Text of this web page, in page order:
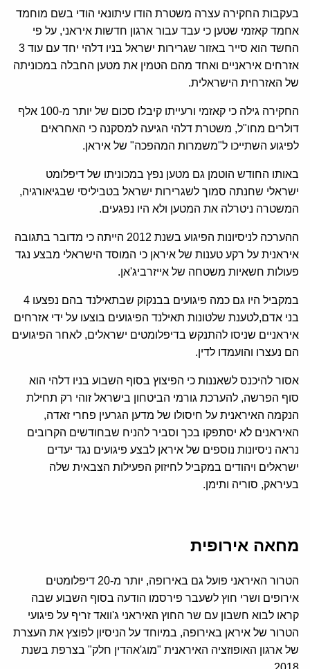
בעקבות החקירה עצרה משטרת הודו עיתונאי הודי בשם מוחמד
אחמד קאזמי שטען כי עבד עבור ארגון חדשות איראני, על פי
החשד הוא סייר באזור שגרירות ישראל בניו דלהי יחד עם עוד 3
אזרחים איראניים ואחד מהם הטמין את מטען החבלה במכוניתה
של האזרחית הישראלית.
החקירה גילה כי קאזמי ורעייתו קיבלו סכום של יותר מ-100 אלף
דולרים מחו"ל, משטרת דלהי הגיעה למסקנה כי האחראים
לפיגוע השתייכו ל"משמרות המהפכה" של איראן.
באותו החודש הוטמן גם מטען נפץ במכוניתו של דיפלומט
ישראלי שחנתה סמוך לשגרירות ישראל בטביליסי שבגיאורגיה,
המשטרה ניטרלה את המטען ולא היו נפגעים.
ההערכה לניסיונות הפיגוע בשנת 2012 הייתה כי מדובר בתגובה
איראנית על רקע טענות של איראן כי המוסד הישראלי מבצע נגד
פעולות חשאיות משטחה של אייזרביג'אן.
במקביל היו גם כמה פיגועים בבנקוק שבתאילנד בהם נפצעו 4
בני אדם,לטענת שלטונות תאילנד הפיגועים בוצעו על ידי אזרחים
איראניים שניסו להתנקש בדיפלומטים ישראלים, לאחר הפיגועים
הם נעצרו והועמדו לדין.
אסור להיכנס לשאננות כי הפיצוץ בסוף השבוע בניו דלהי הוא
סוף הפרשה, להערכת גורמי הביטחון בישראל זוהי רק תחילת
הנקמה האיראנית על חיסולו של מדען הגרעין פחרי זאדה,
האיראנים לא יסתפקו בכך וסביר להניח שבחודשים הקרובים
נראה ניסיונות נוספים של איראן לבצע פיגועים נגד יעדים
ישראלים ויהודים במקביל לחיזוק הפעילות הצבאית שלה
בעיראק, סוריה ותימן.
מחאה אירופית
הטרור האיראני פועל גם באירופה, יותר מ-20 דיפלומטים
אירופים ושרי חוץ לשעבר פירסמו הודעה בסוף השבוע שבה
קראו לבוא חשבון עם שר החוץ האיראני ג'וואד זריף על פיגועי
הטרור של איראן באירופה, במיוחד על הניסיון לפוצץ את העצרת
של ארגון האופוזציה האיראנית "מוג'אהדין חלק" בצרפת בשנת